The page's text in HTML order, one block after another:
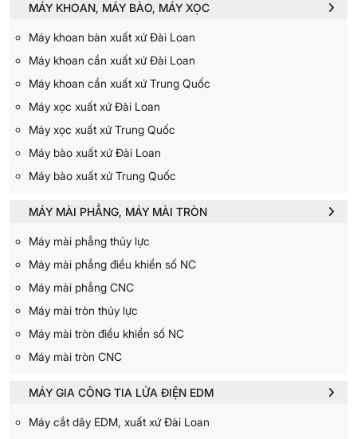
MÁY KHOAN, MÁY BÀO, MÁY XỌC
Máy khoan bàn xuất xứ Đài Loan
Máy khoan cần xuất xứ Đài Loan
Máy khoan cần xuất xứ Trung Quốc
Máy xọc xuất xứ Đài Loan
Máy xọc xuất xứ Trung Quốc
Máy bào xuất xứ Đài Loan
Máy bào xuất xứ Trung Quốc
MÁY MÀI PHẲNG, MÁY MÀI TRÒN
Máy mài phẳng thủy lực
Máy mài phẳng điều khiển số NC
Máy mài phẳng CNC
Máy mài tròn thủy lực
Máy mài tròn điều khiển số NC
Máy mài tròn CNC
MÁY GIA CÔNG TIA LỬA ĐIỆN EDM
Máy cắt dây EDM, xuất xứ Đài Loan